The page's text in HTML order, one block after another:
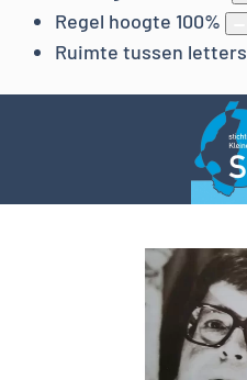
Regel hoogte 100%
Ruimte tussen letters